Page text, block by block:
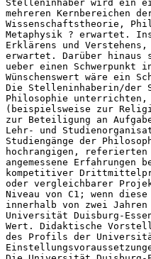
Stelleninhaber wird ein
mehreren Kernbereichen
Wissenschaftstheorie,
Metaphysik ? erwartet.
Erklärens und
erwartet. Darüber
ueber einen
Wünschenswert wäre ein
Die Stelleninhaberin/der
Philosophie unterrichten,
(beispielsweise zur
zur Beteiligung an
Lehr- und
Studiengänge der
hochrangigen,
angemessene
kompetitiver
oder vergleichbarer
Niveau von C1; wenn
innerhalb von zwei
Universität Duisburg-
Wert. Didaktische
des Profils der